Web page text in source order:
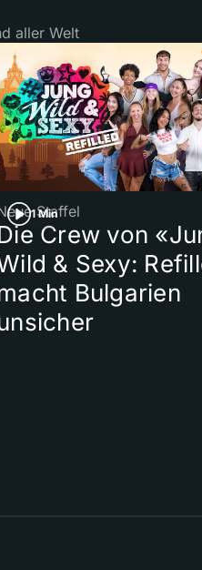
aller Welt
1 Min
Staffel
Crew von
& Sexy:
Bulgarien